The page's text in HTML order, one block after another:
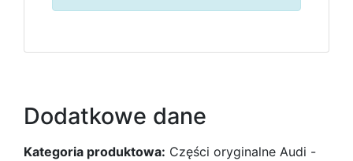
Dodatkowe dane
Kategoria produktowa: Części oryginalne Audi -